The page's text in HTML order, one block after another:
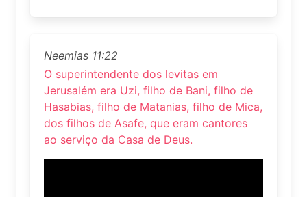
Neemias 11:22
O superintendente dos levitas em
Jerusalém era Uzi, filho de Bani, filho de
Hasabias, filho de Matanias, filho de Mica,
dos filhos de Asafe, que eram cantores
ao serviço da Casa de Deus.